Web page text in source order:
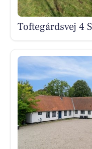
Toftegårdsvej 4